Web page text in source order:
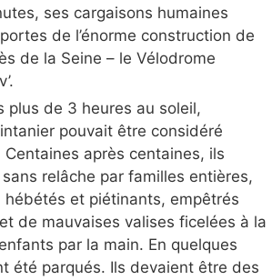
ses cargaisons humaines
de l’énorme construction de
de la Seine – le Vélodrome
plus de 3 heures au soleil,
pouvait être considéré
après centaines, ils
relâche par familles entières,
hébétés et piétinants, empêtrés
de mauvaises valises ficelées à la
par la main. En quelques
été parqués. Ils devaient être des